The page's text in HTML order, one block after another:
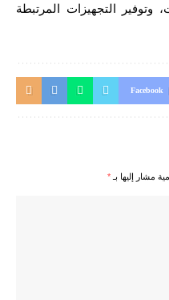
وتوفير التجهيزات المرتبطة
Facebook
مشار إليها بـ *